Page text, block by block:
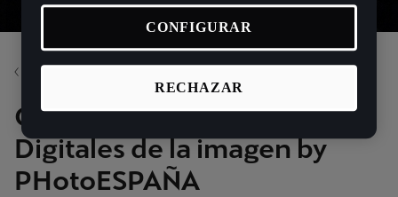
Volver
CUPRA Gallery: Fronteras
Digitales de la imagen by
PHotoESPAÑA
RECHAZAR
CONFIGURAR